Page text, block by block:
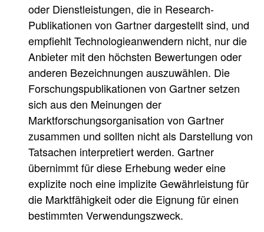
oder Dienstleistungen, die in Research-
Publikationen von Gartner dargestellt sind, und
empfiehlt Technologieanwendern nicht, nur die
Anbieter mit den höchsten Bewertungen oder
anderen Bezeichnungen auszuwählen. Die
Forschungspublikationen von Gartner setzen
sich aus den Meinungen der
Marktforschungsorganisation von Gartner
zusammen und sollten nicht als Darstellung von
Tatsachen interpretiert werden. Gartner
übernimmt für diese Erhebung weder eine
explizite noch eine implizite Gewährleistung für
die Marktfähigkeit oder die Eignung für einen
bestimmten Verwendungszweck.